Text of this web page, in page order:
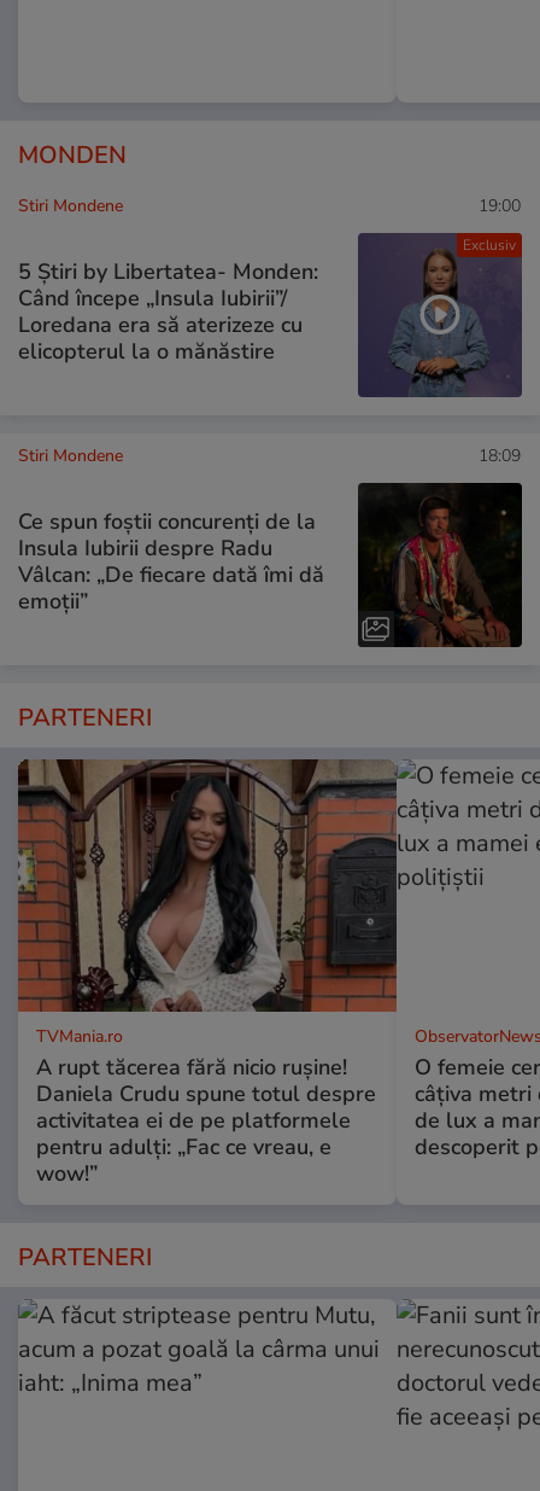
MONDEN
Exclusiv
Stiri Mondene 19:00
5 Știri by Libertatea- Monden:
Când începe „Insula Iubirii”/
Loredana era să aterizeze cu
elicopterul la o mănăstire
Stiri Mondene 18:09
Ce spun foștii concurenți de la
Insula Iubirii despre Radu
Vâlcan: „De fiecare dată îmi dă
emoții”
PARTENERI
TVMania.ro
A rupt tăcerea fără nicio rușine!
Daniela Crudu spune totul despre
activitatea ei de pe platformele
pentru adulți: „Fac ce vreau, e
wow!”
O femeie
câţiva metri
de lux a
descoperit
PARTENERI